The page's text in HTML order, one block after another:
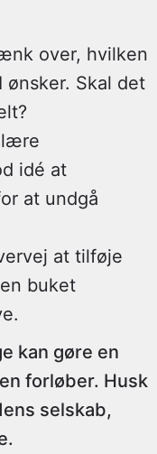
over, hvilken
Skal det
idé at
at undgå
at tilføje
buket
kan gøre en
forløber. Husk
selskab,